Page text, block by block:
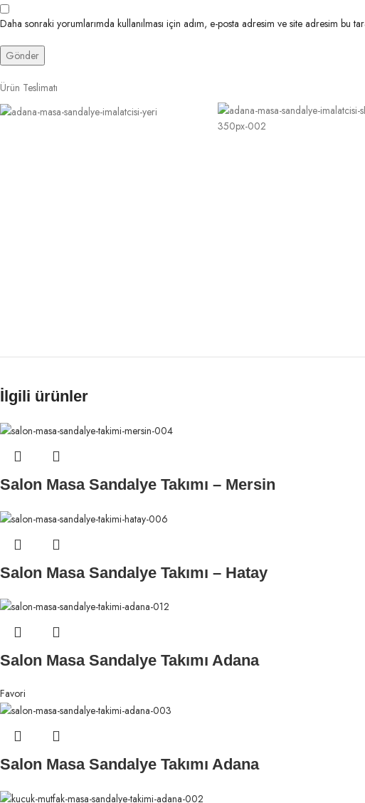
Daha sonraki yorumlarımda kullanılması için adım, e-posta adresim ve site adresim bu
Ürün Teslimatı
İlgili ürünler
Salon Masa Sandalye Takımı – Mersin
Salon Masa Sandalye Takımı – Hatay
Salon Masa Sandalye Takımı Adana
Favori
Salon Masa Sandalye Takımı Adana